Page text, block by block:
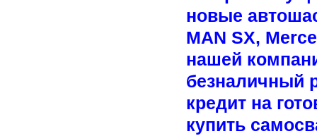
новые
MAN SX,
нашей
безналичный
кредит на
купить